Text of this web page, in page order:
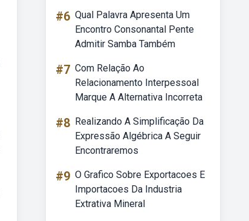
#6 Qual Palavra Apresenta Um
Encontro Consonantal Pente
Admitir Samba Também
#7 Com Relação Ao
Relacionamento Interpessoal
Marque A Alternativa Incorreta
#8 Realizando A Simplificação Da
Expressão Algébrica A Seguir
Encontraremos
#9 O Grafico Sobre Exportacoes E
Importacoes Da Industria
Extrativa Mineral